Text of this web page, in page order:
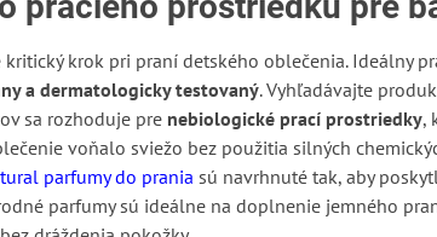
krok pri praní detského oblečenia. Ideálny
a dermatologicky testovaný. Vyhľadávajte
sa rozhoduje pre nebiologické prací prostriedky,
voňalo sviežo bez použitia silných
parfumy do prania sú navrhnuté tak, aby
parfumy sú ideálne na doplnenie jemného